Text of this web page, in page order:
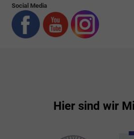
Social Media
Hier sind wir